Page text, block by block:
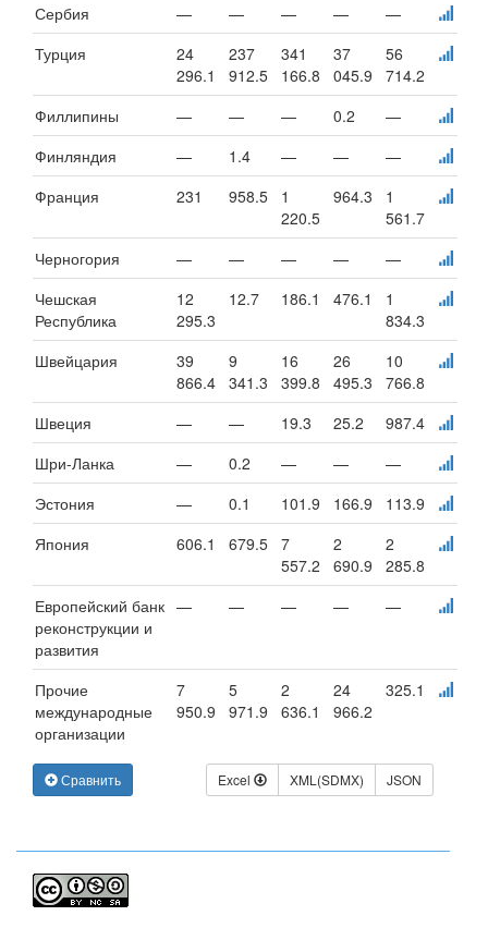
Сербия
— — — —
—
Турция
24
296.1
237
912.5
341
166.8
37
045.9
56
714.2
Филлипины
— — — 0.2
—
Финляндия
— 1.4 — —
—
Франция
231 958.5
1
220.5
964.3
1
561.7
Черногория
— — — —
—
Чешская
Республика
12
295.3
12.7 186.1 476.1
1
834.3
Швейцария
39
866.4
9
341.3
16
399.8
26
495.3
10
766.8
Швеция
— — 19.3 25.2
987.4
Шри-Ланка
— 0.2 — —
—
Эстония
— 0.1 101.9 166.9
113.9
Япония
606.1 679.5 7
557.2
2
690.9
2
285.8
Европейский банк
реконструкции и
развития
— — — — —
Прочие
международные
организации
7
950.9
5
971.9
2
636.1
24
966.2
325.1
Сравнить Excel XML(SDMX) JSON